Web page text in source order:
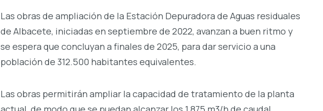
Las obras de ampliación de la Estación Depuradora de Aguas residuales
de Albacete, iniciadas en septiembre de 2022, avanzan a buen ritmo y
se espera que concluyan a finales de 2025, para dar servicio a una
población de 312.500 habitantes equivalentes.
Las obras permitirán ampliar la capacidad de tratamiento de la planta